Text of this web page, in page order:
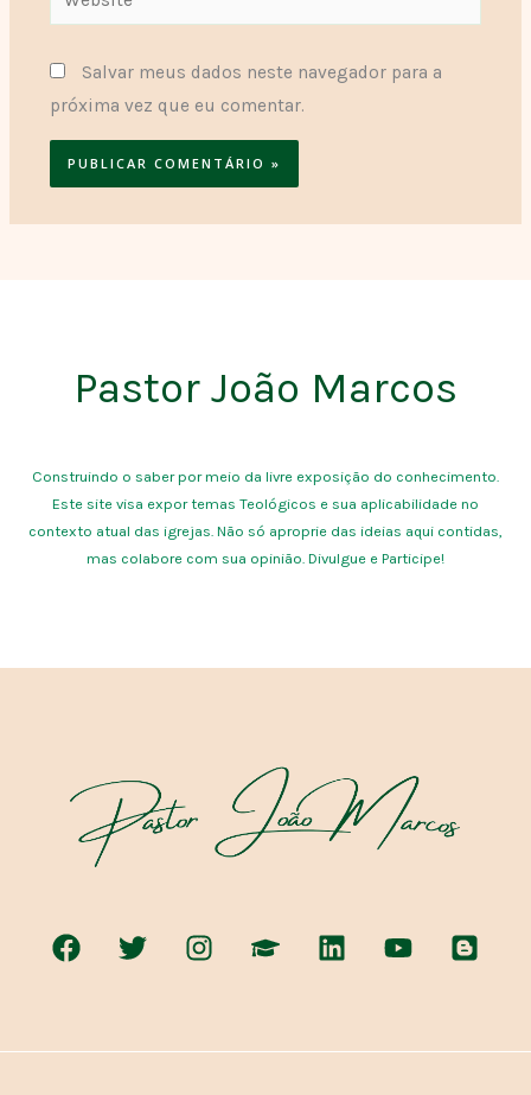
Salvar meus dados neste navegador para a
próxima vez que eu comentar.
Pastor João Marcos
Construindo o saber por meio da livre exposição do conhecimento.
Este site visa expor temas Teológicos e sua aplicabilidade no
contexto atual das igrejas. Não só aproprie das ideias aqui contidas,
mas colabore com sua opinião. Divulgue e Participe!